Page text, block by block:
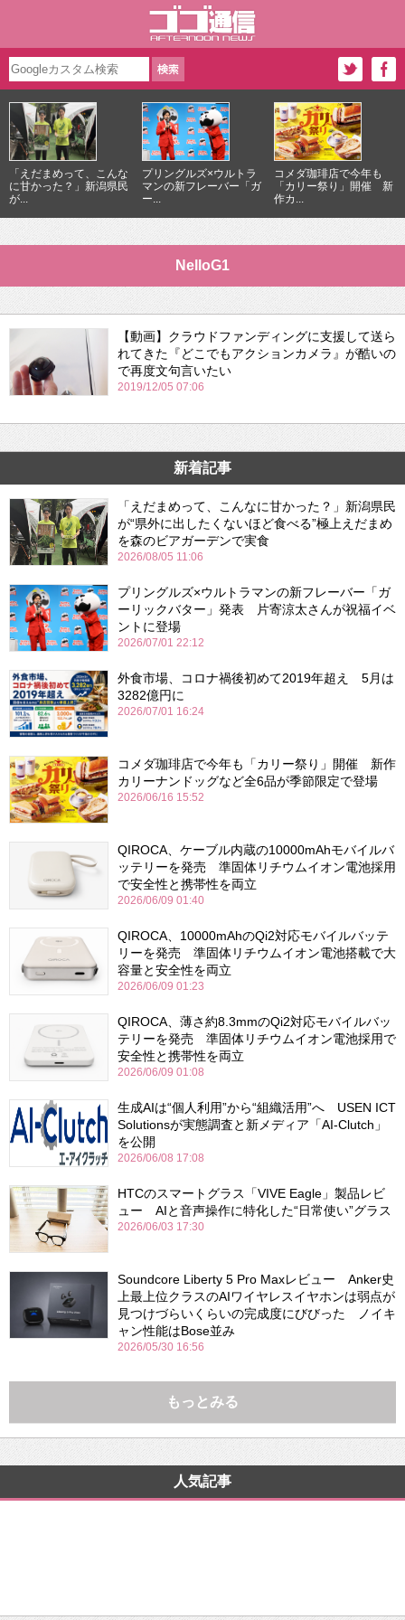
「えだまめって、こんな
に甘かった？」新潟県民
が...
プリングルズ×ウルトラ
マンの新フレーバー「ガ
ー...
コメダ珈琲店で今年も
「カリー祭り」開催 新
作カ...
NelloG1
【動画】クラウドファンディングに支援して送ら
れてきた『どこでもアクションカメラ』が酷いの
で再度文句言いたい
2019/12/05 07:06
新着記事
「えだまめって、こんなに甘かった？」新潟県民
が“県外に出したくないほど食べる”極上えだまめ
を森のビアガーデンで実食
2026/08/05 11:06
プリングルズ×ウルトラマンの新フレーバー「ガ
ーリックバター」発表 片寄涼太さんが祝福イベ
ントに登場
2026/07/01 22:12
外食市場、コロナ禍後初めて2019年超え 5月は
3282億円に
2026/07/01 16:24
コメダ珈琲店で今年も「カリー祭り」開催 新作
カリーナンドッグなど全6品が季節限定で登場
2026/06/16 15:52
QIROCA、ケーブル内蔵の10000mAhモバイルバ
ッテリーを発売 準固体リチウムイオン電池採用
で安全性と携帯性を両立
2026/06/09 01:40
QIROCA、10000mAhのQi2対応モバイルバッテ
リーを発売 準固体リチウムイオン電池搭載で大
容量と安全性を両立
2026/06/09 01:23
QIROCA、薄さ約8.3mmのQi2対応モバイルバッ
テリーを発売 準固体リチウムイオン電池採用で
安全性と携帯性を両立
2026/06/09 01:08
生成AIは“個人利用”から“組織活用”へ USEN ICT
Solutionsが実態調査と新メディア「AI-Clutch」
を公開
2026/06/08 17:08
HTCのスマートグラス「VIVE Eagle」製品レビ
ュー AIと音声操作に特化した“日常使い”グラス
2026/06/03 17:30
Soundcore Liberty 5 Pro Maxレビュー Anker史
上最上位クラスのAIワイヤレスイヤホンは弱点が
見つけづらいくらいの完成度にびびった ノイキ
ャン性能はBose並み
2026/05/30 16:56
もっとみる
人気記事